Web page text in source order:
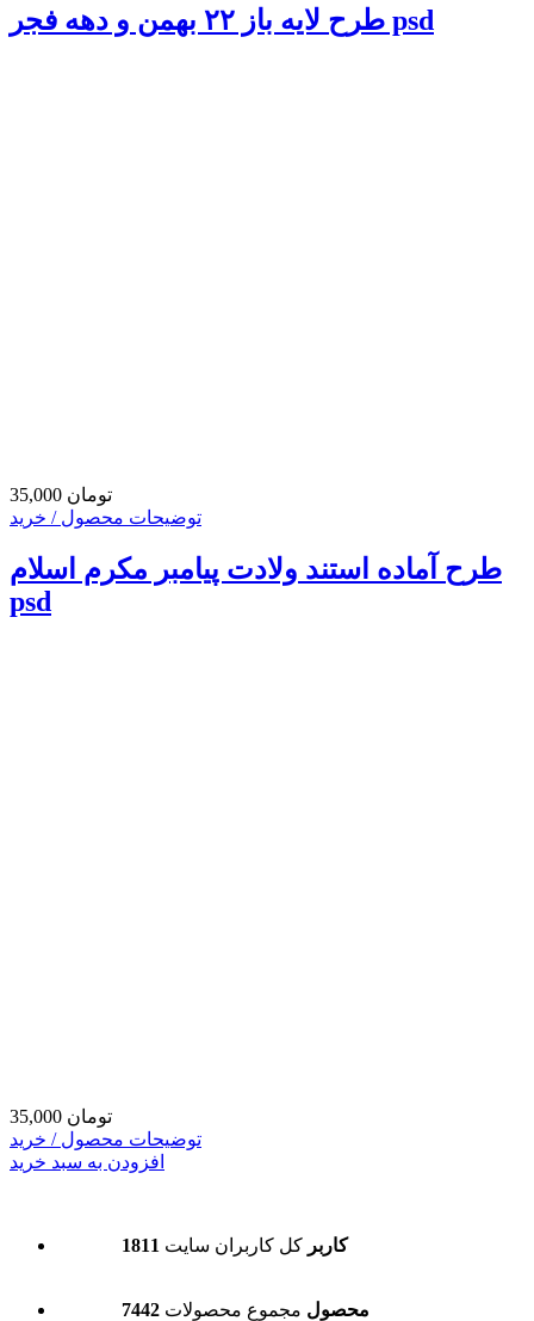
طرح لایه باز ۲۲ بهمن و دهه فجر psd
35,000 تومان
توضیحات محصول / خرید
طرح آماده استند ولادت پیامبر مکرم اسلام
psd
35,000 تومان
توضیحات محصول / خرید
افزودن به سبد خرید
1811 کاربر کل کاربران سایت
7442 محصول مجموع محصولات